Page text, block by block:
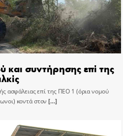
και συντήρησης επί της
ασφάλειας επί της ΠΕΟ 1 (όρια νομού
κοντά στον […]